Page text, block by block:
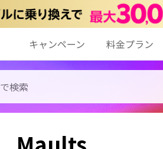
キャンペーン 料金プラン